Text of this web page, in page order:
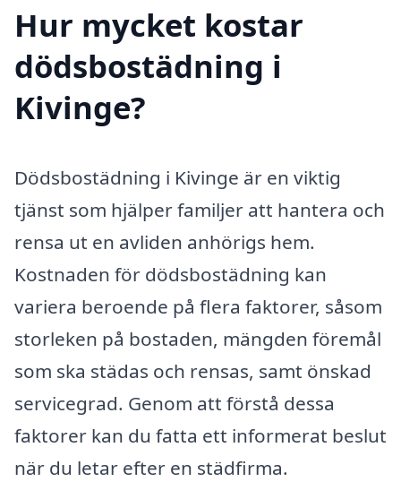
Hur mycket kostar
dödsbostädning i
Kivinge?
Dödsbostädning i Kivinge är en viktig
tjänst som hjälper familjer att hantera och
rensa ut en avliden anhörigs hem.
Kostnaden för dödsbostädning kan
variera beroende på flera faktorer, såsom
storleken på bostaden, mängden föremål
som ska städas och rensas, samt önskad
servicegrad. Genom att förstå dessa
faktorer kan du fatta ett informerat beslut
när du letar efter en städfirma.